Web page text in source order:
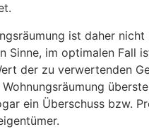
ist daher
Sinne, im optimalen Fall
der zu verwertenden
ein Überschuss bzw.